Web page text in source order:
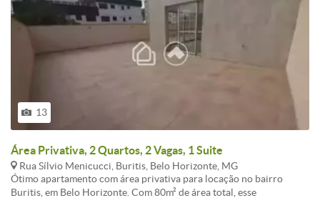
13
Área Privativa, 2 Quartos, 2 Vagas, 1 Suite
Rua Sílvio Menicucci, Buritis, Belo Horizonte, MG
Ótimo apartamento com área privativa para locação no bairro
Buritis, em Belo Horizonte. Com 80m² de área total, esse